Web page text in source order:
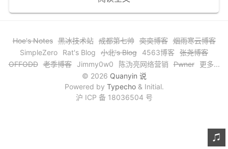
赞赏与支持
Hoe's Notes 黑冰技术站 成都第七帅 奕奕博客 烟雨寒云博客
SimpleZero
Rat's Blog 小北's Blog 4563博客
张尧博客
OFFODD 老季博客 Jimmy0w0 陈沩亮网络营销 Pwner
更多...
© 2026 Quanyin 说
Powered by Typecho& Initial.
沪 ICP 备 18036504 号